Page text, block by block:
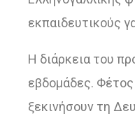
εκπαιδευτικούς
Η διάρκεια του
εβδομάδες.
ξεκινήσουν τη